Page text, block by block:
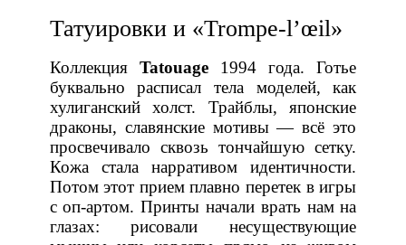
Татуировки и «Trompe-l’œil»
Коллекция Tatouage1994 года. Готье
буквально расписал тела моделей, как
хулиганский холст. Трайблы, японские
драконы, славянские мотивы — всё это
просвечивало сквозь тончайшую сетку.
Кожа стала нарративом идентичности.
Потом этот прием плавно перетек в игры
с оп-артом. Принты начали врать нам на
глазах: рисовали несуществующие